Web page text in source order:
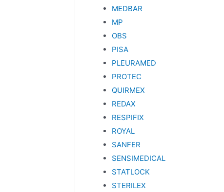
MEDBAR
MP
OBS
PISA
PLEURAMED
PROTEC
QUIRMEX
REDAX
RESPIFIX
ROYAL
SANFER
SENSIMEDICAL
STATLOCK
STERILEX